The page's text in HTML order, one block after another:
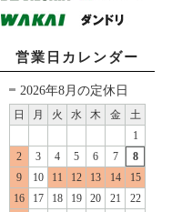
営業日カレンダー
2026年8月の定休日
日 月 火 水 木 金
土
1
2
3 4 5 6 7
8
9
10 11 12 13 14
15
16
17 18 19 20 21
22